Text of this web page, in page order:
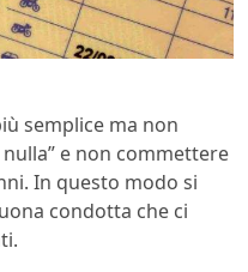
semplice ma non
e non commettere
In questo modo si
condotta che ci